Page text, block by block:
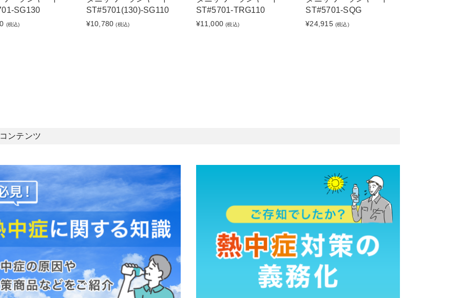
SG130
(税込)
ST#5701(130)-SG110
¥10,780 (税込)
ST#5701-TRG110
¥11,000 (税込)
ST#5701-SQG
¥24,915 (税込)
ンテンツ